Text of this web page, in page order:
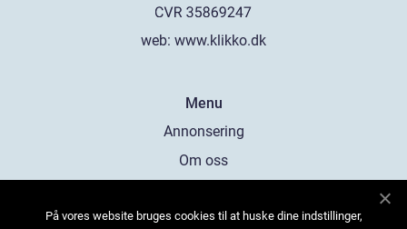
web: www.klikko.dk
Menu
Annonsering
Om oss
Kontakta oss
På vores website bruges cookies til at huske dine indstillinger,